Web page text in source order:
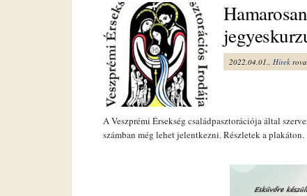
2022.04.01., Hírek
A Veszprémi Érsekség családpasztorációja által
számban még lehet jelentkezni. Részletek a plakáton.